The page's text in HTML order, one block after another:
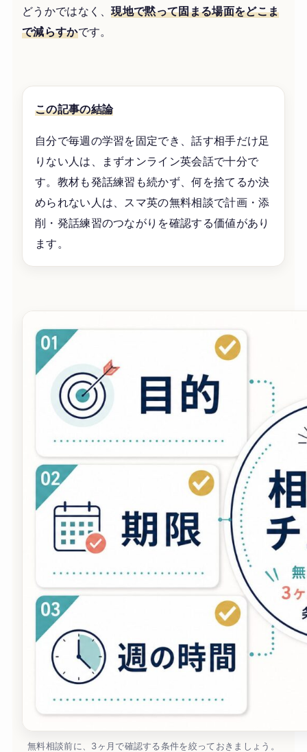
どうかではなく、現地で黙って固まる場面をどこま
で減らすかです。
この記事の結論
自分で毎週の学習を固定でき、話す相手だけ足
りない人は、まずオンライン英会話で十分で
す。教材も発話練習も続かず、何を捨てるか決
められない人は、スマ英の無料相談で計画・添
削・発話練習のつながりを確認する価値があり
ます。
無料相談前に、3ヶ月で確認する条件を絞っておきましょう。